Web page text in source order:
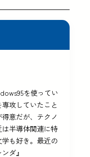
を使ってい
攻していたこと
意だが、テクノ
半導体関連に特
も好き。最近の
ダ』